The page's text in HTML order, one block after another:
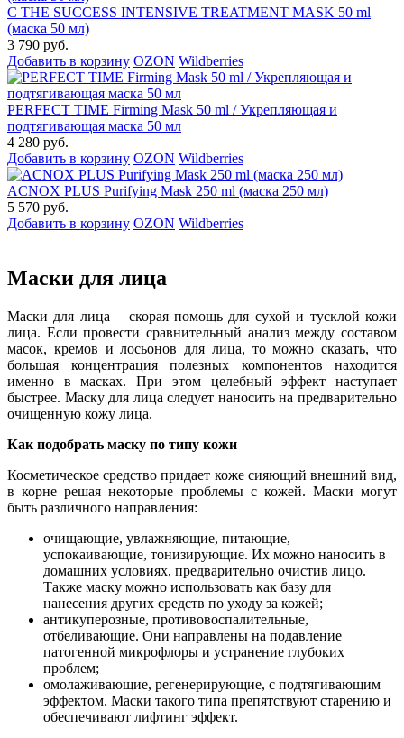
C THE SUCCESS INTENSIVE TREATMENT MASK 50 ml
(маска 50 мл)
3 790 руб.
Добавить в корзину OZON Wildberries
PERFECT TIME Firming Mask 50 ml / Укрепляющая и
подтягивающая маска 50 мл
4 280 руб.
Добавить в корзину OZON Wildberries
ACNOX PLUS Purifying Mask 250 ml (маска 250 мл)
5 570 руб.
Добавить в корзину OZON Wildberries
Маски для лица
Маски для лица – скорая помощь для сухой и тусклой кожи
лица. Если провести сравнительный анализ между составом
масок, кремов и лосьонов для лица, то можно сказать, что
большая концентрация полезных компонентов находится
именно в масках. При этом целебный эффект наступает
быстрее. Маску для лица следует наносить на предварительно
очищенную кожу лица.
Как подобрать маску по типу кожи
Косметическое средство придает коже сияющий внешний вид,
в корне решая некоторые проблемы с кожей. Маски могут
быть различного направления:
очищающие, увлажняющие, питающие,
успокаивающие, тонизирующие. Их можно наносить в
домашних условиях, предварительно очистив лицо.
Также маску можно использовать как базу для
нанесения других средств по уходу за кожей;
антикуперозные, противовоспалительные,
отбеливающие. Они направлены на подавление
патогенной микрофлоры и устранение глубоких
проблем;
омолаживающие, регенерирующие, с подтягивающим
эффектом. Маски такого типа препятствуют старению и
обеспечивают лифтинг эффект.